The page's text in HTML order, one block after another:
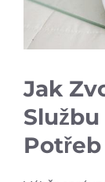
Jak
Potřeb